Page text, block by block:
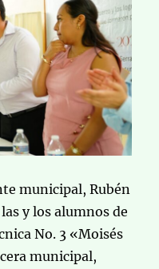
municipal, Rubén
y los alumnos de
No. 3 «Moisés
municipal,